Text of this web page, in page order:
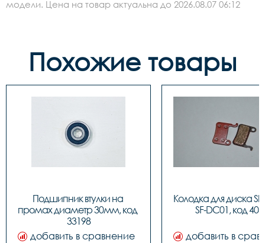
модели. Цена на товар актуальна до 2026.08.07 06:12
Похожие товары
Подшипник втулки на
промах диаметр 30мм, код
33198
добавить в сравнение
Колодка для диска
SF-DC01, код
добавить в